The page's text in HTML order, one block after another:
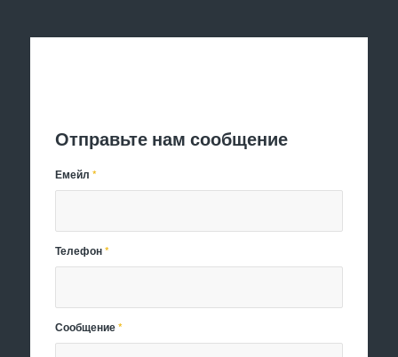
Отправьте нам сообщение
Емейл*
Телефон*
Сообщение*